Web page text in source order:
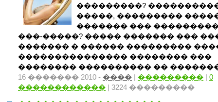
���������?
�����, ���������
������� ���
���-�����? ����� ������� ���
������� � ������ ���������
��������������� �������� ���
�������� ���������� ��
16 ������� 2010 - ���� | ��������� | 0
������������ | 3224 ���������